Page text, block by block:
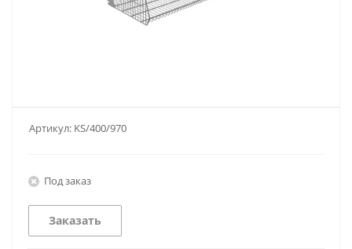
Артикул: KS/400/970
Под заказ
Заказать